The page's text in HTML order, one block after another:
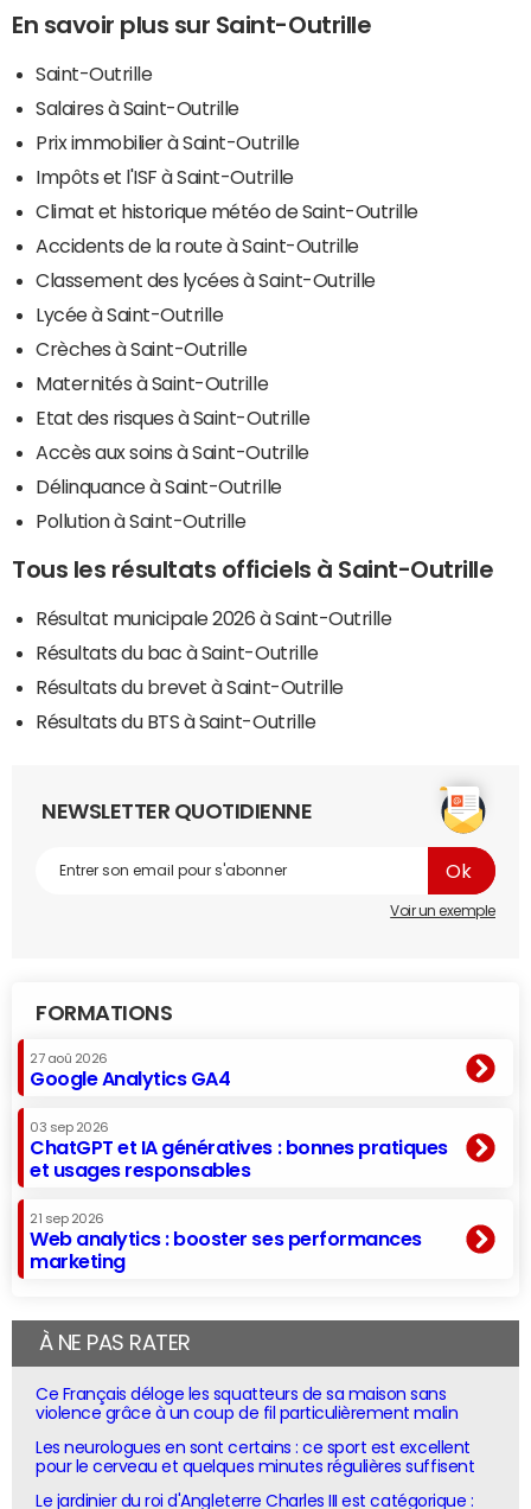
En savoir plus sur Saint-Outrille
Saint-Outrille
Salaires à Saint-Outrille
Prix immobilier à Saint-Outrille
Impôts et l'ISF à Saint-Outrille
Climat et historique météo de Saint-Outrille
Accidents de la route à Saint-Outrille
Classement des lycées à Saint-Outrille
Lycée à Saint-Outrille
Crèches à Saint-Outrille
Maternités à Saint-Outrille
Etat des risques à Saint-Outrille
Accès aux soins à Saint-Outrille
Délinquance à Saint-Outrille
Pollution à Saint-Outrille
Tous les résultats officiels à Saint-Outrille
Résultat municipale 2026 à Saint-Outrille
Résultats du bac à Saint-Outrille
Résultats du brevet à Saint-Outrille
Résultats du BTS à Saint-Outrille
NEWSLETTER QUOTIDIENNE
Voir un exemple
FORMATIONS
27 aoû 2026
Google Analytics GA4
03 sep 2026
ChatGPT et IA génératives : bonnes pratiques
et usages responsables
21 sep 2026
Web analytics : booster ses performances
marketing
À NE PAS RATER
Ce Français déloge les squatteurs de sa maison sans
violence grâce à un coup de fil particulièrement malin
Les neurologues en sont certains : ce sport est excellent
pour le cerveau et quelques minutes régulières suffisent
Le jardinier du roi d'Angleterre Charles III est catégorique :